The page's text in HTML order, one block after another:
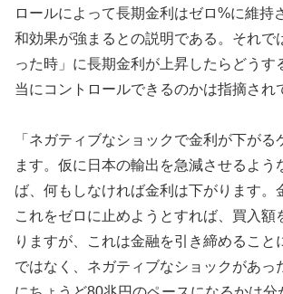
ロールによって長期金利はゼロ%に維持
和効果が強まるとの説明である。それで
った時」に長期金利が上昇したらどうす
当にコントロールできるのかは指摘され
「ネガティブなショックで金利が下がる
ます。仮に日本の輸出を急減させるよう
ば、何もしなければ金利は下がります。
これをゼロに止めようとすれば、買入額
りますが、これは金融を引き締めること
ではなく、ネガティブなショックがあっ